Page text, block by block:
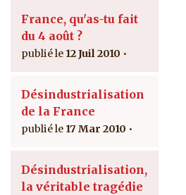
France, qu'as-tu fait
du 4 août ?
12 Juil 2010
Désindustrialisation
de la France
17 Mar 2010
Désindustrialisation,
la véritable tragédie